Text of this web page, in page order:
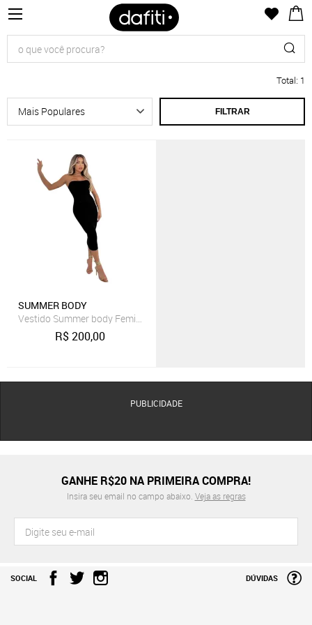
Total: 1
FILTRAR
SUMMER BODY
Vestido Summer body Feminino Midi Tomara Que Caia Tubinho
R$200,00
PUBLICIDADE
GANHE R$20 NA PRIMEIRA COMPRA!
Insira seu email no campo abaixo. Veja as regras
SOCIAL DÚVIDAS